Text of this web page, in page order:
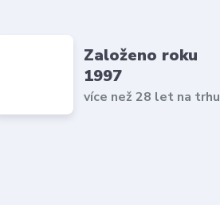
Založeno roku
1997
více než 28 let na trhu